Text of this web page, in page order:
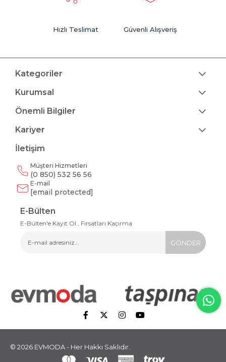
Hızlı Teslimat Güvenli Alışveriş
Kategoriler
Kurumsal
Önemli Bilgiler
Kariyer
İletişim
Müşteri Hizmetleri
(0 850) 532 56 56
E-mail
[email protected]
E-Bülten
E-Bülten'e Kayıt Ol , Fırsatları Kaçırma
GÖNDER
© 2026 EVMODA - Her Hakkı Saklıdır.